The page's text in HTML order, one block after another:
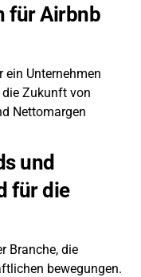
für Airbnb
ein Unternehmen
Zukunft von
Nettomargen
und
für die
Branche, die
bewegungen.